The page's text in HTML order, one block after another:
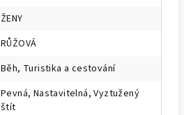
ŽENY
RŮŽOVÁ
Běh, Turistika a cestování
Pevná, Nastavitelná, Vyztužený
štít